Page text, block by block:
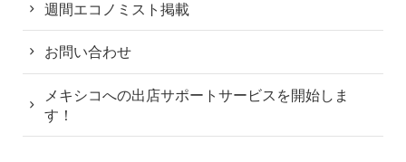
週間エコノミスト掲載
お問い合わせ
メキシコへの出店サポートサービスを開始しま
す！